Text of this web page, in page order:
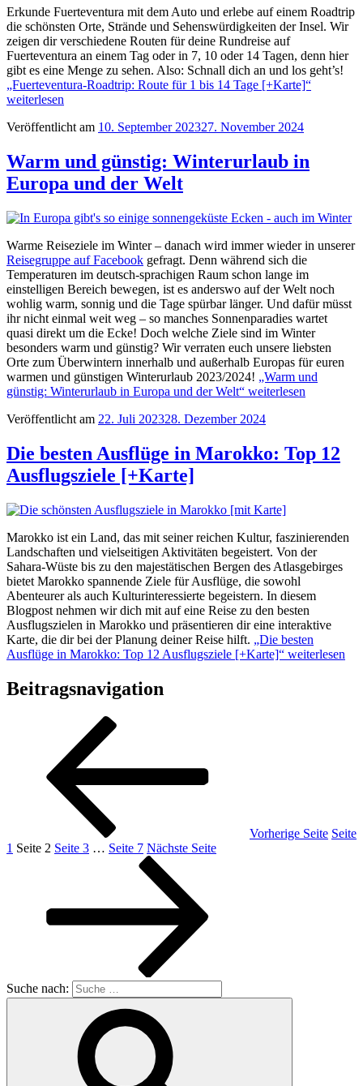
Erkunde Fuerteventura mit dem Auto und erlebe auf einem Roadtrip
die schönsten Orte, Strände und Sehenswürdigkeiten der Insel. Wir
zeigen dir verschiedene Routen für deine Rundreise auf
Fuerteventura an einem Tag oder in 7, 10 oder 14 Tagen, denn hier
gibt es eine Menge zu sehen. Also: Schnall dich an und los geht’s!
„Fuerteventura-Roadtrip: Route für 1 bis 14 Tage [+Karte]“
weiterlesen
Veröffentlicht am 10. September 202327. November 2024
Warm und günstig: Winterurlaub in
Europa und der Welt
Warme Reiseziele im Winter – danach wird immer wieder in unserer
Reisegruppe auf Facebook gefragt. Denn während sich die
Temperaturen im deutsch-sprachigen Raum schon lange im
einstelligen Bereich bewegen, ist es anderswo auf der Welt noch
wohlig warm, sonnig und die Tage spürbar länger. Und dafür müsst
ihr nicht einmal weit weg – so manches Sonnenparadies wartet
quasi direkt um die Ecke! Doch welche Ziele sind im Winter
besonders warm und günstig? Wir verraten euch unsere liebsten
Orte zum Überwintern innerhalb und außerhalb Europas für euren
warmen und günstigen Winterurlaub 2023/2024! „Warm und
günstig: Winterurlaub in Europa und der Welt“ weiterlesen
Veröffentlicht am 22. Juli 202328. Dezember 2024
Die besten Ausflüge in Marokko: Top 12
Ausflugsziele [+Karte]
Marokko ist ein Land, das mit seiner reichen Kultur, faszinierenden
Landschaften und vielseitigen Aktivitäten begeistert. Von der
Sahara-Wüste bis zu den majestätischen Bergen des Atlasgebirges
bietet Marokko spannende Ziele für Ausflüge, die sowohl
Abenteurer als auch Kulturinteressierte begeistern. In diesem
Blogpost nehmen wir dich mit auf eine Reise zu den besten
Ausflugszielen in Marokko und präsentieren dir eine interaktive
Karte, die dir bei der Planung deiner Reise hilft. „Die besten
Ausflüge in Marokko: Top 12 Ausflugsziele [+Karte]“ weiterlesen
Beitragsnavigation
Vorherige Seite Seite
1 Seite 2 Seite 3 … Seite 7 Nächste Seite
Suche nach: